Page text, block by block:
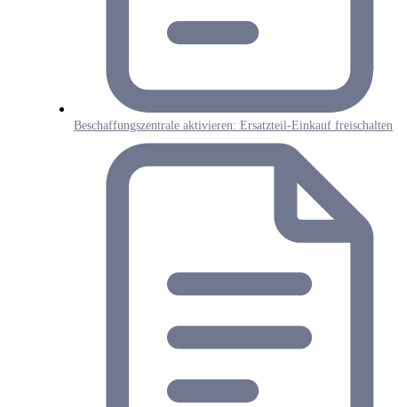
Beschaffungszentrale aktivieren: Ersatzteil-Einkauf freischalten